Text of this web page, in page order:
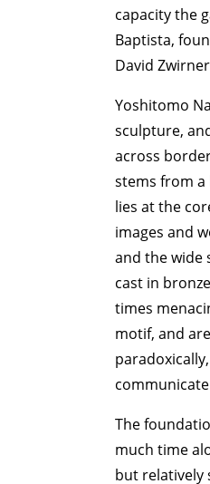
capacity the
Baptista,
David
Yoshitomo
sculpture,
across
stems from
lies at the
images and
and the wide
cast in
times
motif, and
The
much time
but relatively